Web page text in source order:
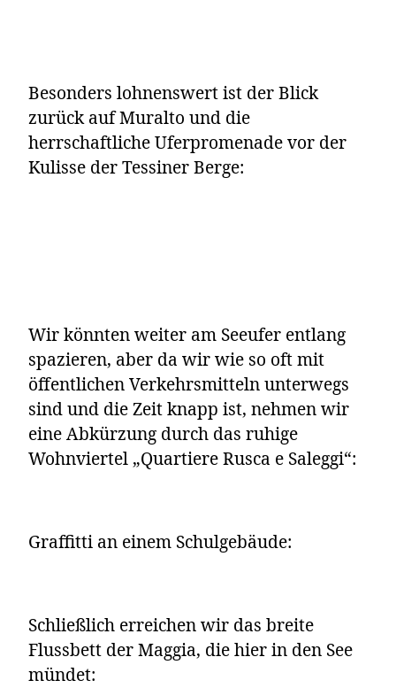
Besonders lohnenswert ist der Blick
zurück auf Muralto und die
herrschaftliche Uferpromenade vor der
Kulisse der Tessiner Berge:
Wir könnten weiter am Seeufer entlang
spazieren, aber da wir wie so oft mit
öffentlichen Verkehrsmitteln unterwegs
sind und die Zeit knapp ist, nehmen wir
eine Abkürzung durch das ruhige
Wohnviertel „Quartiere Rusca e Saleggi“:
Graffitti an einem Schulgebäude:
Schließlich erreichen wir das breite
Flussbett der Maggia, die hier in den See
mündet: